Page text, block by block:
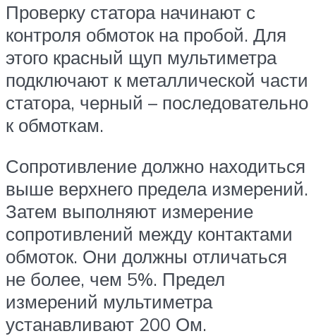
Проверку статора начинают с
контроля обмоток на пробой. Для
этого красный щуп мультиметра
подключают к металлической части
статора, черный – последовательно
к обмоткам.
Сопротивление должно находиться
выше верхнего предела измерений.
Затем выполняют измерение
сопротивлений между контактами
обмоток. Они должны отличаться
не более, чем 5%. Предел
измерений мультиметра
устанавливают 200 Ом.